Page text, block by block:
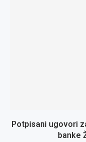
Potpisani ugovori
banke